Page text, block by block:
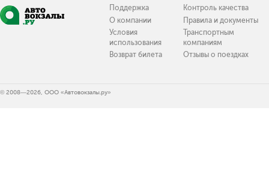
Поддержка
О компании
Условия
использования
Возврат билета
Контроль качества
Правила и документы
Транспортным
компаниям
Отзывы о поездках
© 2008—2026, ООО «Автовокзалы.ру»